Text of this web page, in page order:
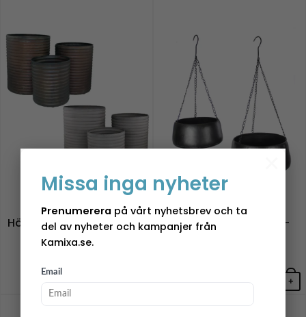
Missa inga nyheter
Prenumerera på vårt nyhetsbrev och ta
del av nyheter och kampanjer från
Kamixa.se.
Email
olika
alternativen
på
produktsidan
De
olika
kan
väljas
Hög Zinkkruka – Bibbi – 3
set fl. färger
+
Den
Masthave
Amber ampel – Zink –
+